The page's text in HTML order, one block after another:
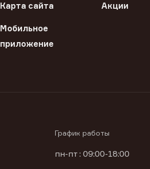
Карта сайта Акции
Мобильное
приложение
График работы
пн-пт : 09:00-18:00